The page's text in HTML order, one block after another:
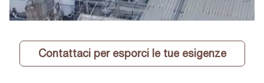
Contattaci per esporci le tue esigenze